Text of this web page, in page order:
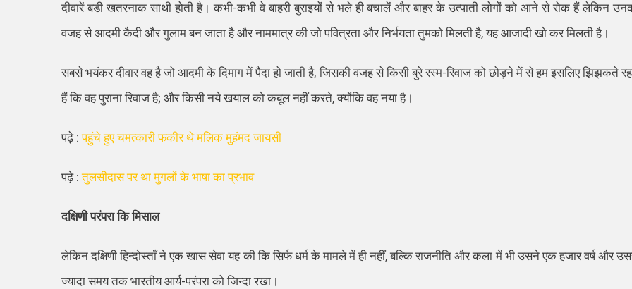
दीवारें बडी खतरनाक साथी होती है। कभी-कभी वे बाहरी बुराइयों से भले ही बचालें और बाहर के उत्पाती लोगों को आने से रोक हैं लेकिन
वजह से आदमी कैदी और गुलाम बन जाता है और नाममात्र की जो पवित्रता और निर्भयता तुमको मिलती है, यह आजादी खो कर मिलती है।
सबसे भयंकर दीवार वह है जो आदमी के दिमाग में पैदा हो जाती है, जिसकी वजह से किसी बुरे रस्म-रिवाज को छोड़ने में से हम इसलिए झिझकते
हैं कि वह पुराना रिवाज है; और किसी नये खयाल को कबूल नहीं करते, क्योंकि वह नया है।
पढ़े :पहुंचे हुए चमत्कारी फकीर थे मलिक मुहंमद जायसी
पढ़े :तुलसीदास पर था मुग़लों के भाषा का प्रभाव
दक्षिणी परंपरा कि मिसाल
लेकिन दक्षिणी हिन्दोस्ताँ ने एक खास सेवा यह की कि सिर्फ धर्म के मामले में ही नहीं, बल्कि राजनीति और कला में भी उसने एक हजार वर्ष और
ज्यादा समय तक भारतीय आर्य-परंपरा को जिन्दा रखा।